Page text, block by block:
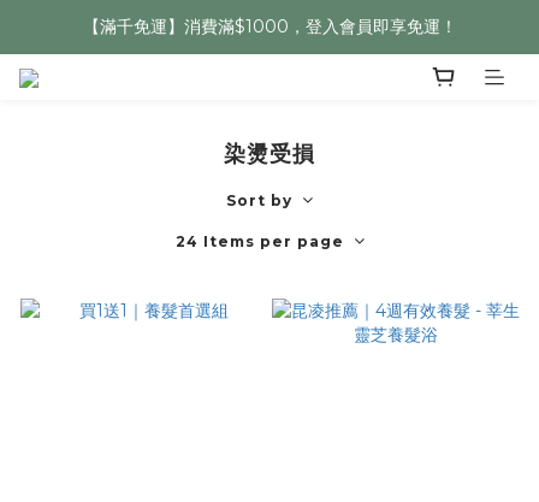
【滿千免運】消費滿$1000，登入會員即享免運！
染燙受損
Sort by
24 Items per page